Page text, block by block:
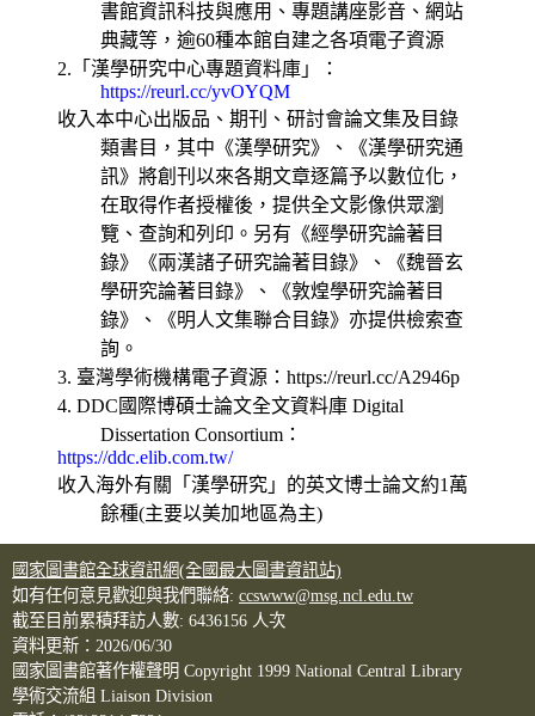
書館資訊科技與應用、專題講座影音、網站
典藏等，逾60種本館自建之各項電子資源
2.「漢學研究中心專題資料庫」：
https://reurl.cc/yvOYQM
收入本中心出版品、期刊、研討會論文集及目錄
類書目，其中《漢學研究》、《漢學研究通
訊》將創刊以來各期文章逐篇予以數位化，
在取得作者授權後，提供全文影像供眾瀏
覽、查詢和列印。另有《經學研究論著目
錄》《兩漢諸子研究論著目錄》、《魏晉玄
學研究論著目錄》、《敦煌學研究論著目
錄》、《明人文集聯合目錄》亦提供檢索查
詢。
3. 臺灣學術機構電子資源：https://reurl.cc/A2946p
4. DDC國際博碩士論文全文資料庫 Digital
Dissertation Consortium：
https://ddc.elib.com.tw/
收入海外有關「漢學研究」的英文博士論文約1萬
餘種(主要以美加地區為主)
國家圖書館全球資訊網(全國最大圖書資訊站)
如有任何意見歡迎與我們聯絡: ccswww@msg.ncl.edu.tw
截至目前累積拜訪人數: 6436156 人次
資料更新： 2026/06/30
國家圖書館著作權聲明 Copyright 1999 National Central Library
學術交流組 Liaison Division